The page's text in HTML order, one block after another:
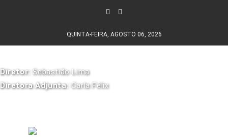
QUINTA-FEIRA, AGOSTO 06, 2026
Diretor: Sebastião Lima
Diretora Adjunta: Carla Félix